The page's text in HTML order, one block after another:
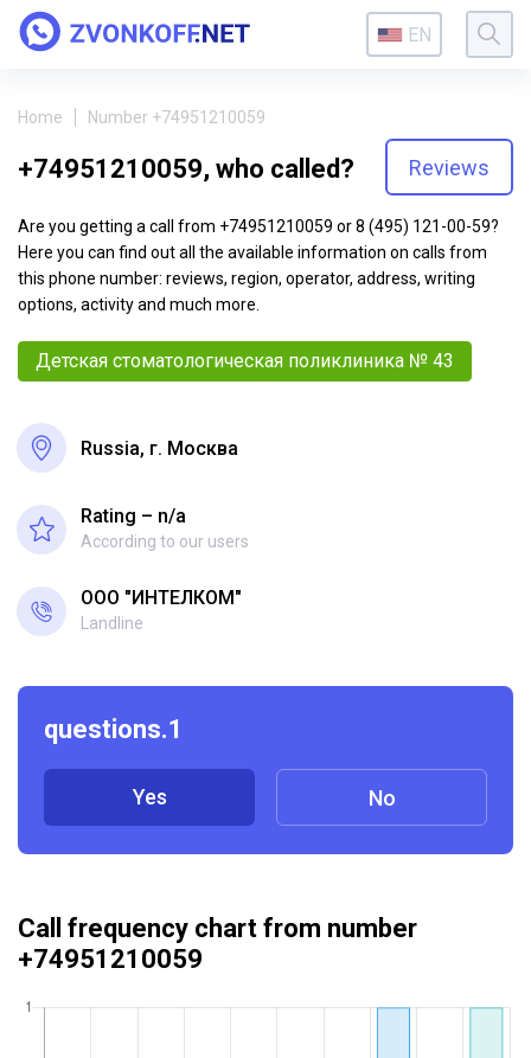
EN
Home Number +74951210059
+74951210059, who called? Reviews
Are you getting a call from +74951210059 or 8 (495) 121-00-59?
Here you can find out all the available information on calls from
this phone number: reviews, region, operator, address, writing
options, activity and much more.
Детская стоматологическая поликлиника № 43
Russia, г. Москва
Rating – n/a
According to our users
ООО "ИНТЕЛКОМ"
Landline
questions.1
Yes No
Call frequency chart from number
+74951210059